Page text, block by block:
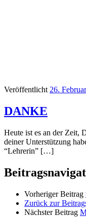
Veröffentlicht 26.
DANKE
Heute ist es an der Zeit,
deiner Unterstützung
“Lehrerin” […]
Vorheriger Beitrag
Zurück zur
Nächster Beitrag